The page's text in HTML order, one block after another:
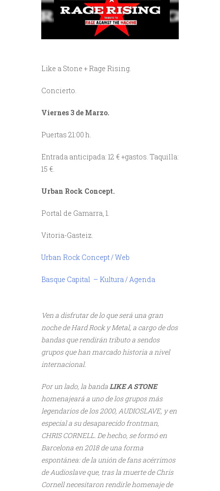
Like a Stone + Rage Rising.
Concierto.
Viernes 3 de Marzo.
Puertas 21:00 h.
Entrada anticipada: 12 € +gastos. Taquilla:
15 €.
Urban Rock Concept.
Portal de Gamarra, 1.
Vitoria-Gasteiz.
Urban Rock Concept / Web
Basque Capital – Kultura / Agenda
Ven a disfrutar de lo que será una gran
noche de Hard Rock y Metal, a cargo de dos
bandas que rendirán tributo a sendos
grupos que han marcado historia a nivel
internacional.
Por un lado, la banda LIKE A STONE
homenajeará a uno de los grupos más
legendarios de los 2000, AUDIOSLAVE, y en
especial a su desaparecido frontman,
CHRIS CORNELL. De hecho, se formó en
Barcelona en 2018 de una forma
espontánea: de la unión de fans acérrimos
de Audioslave que, tras la muerte de Chris
Cornell necesitaron rendirle homenaje de